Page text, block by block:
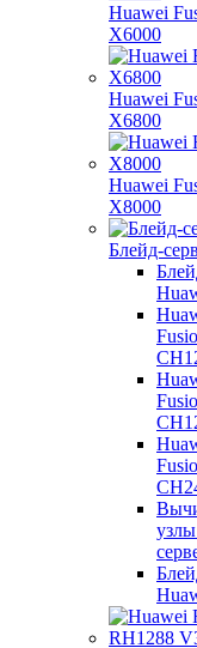
Huawei
X6000
Huawei
X6800
Huawei
X8000
Блейд-